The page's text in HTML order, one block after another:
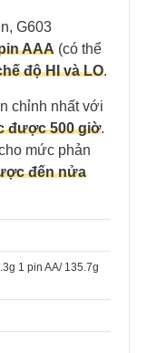
G603
AAA (có thể
độ HI và LO.
chỉnh nhất với
được 500 giờ.
mức phản
đến nửa
1 pin AA/ 135.7g